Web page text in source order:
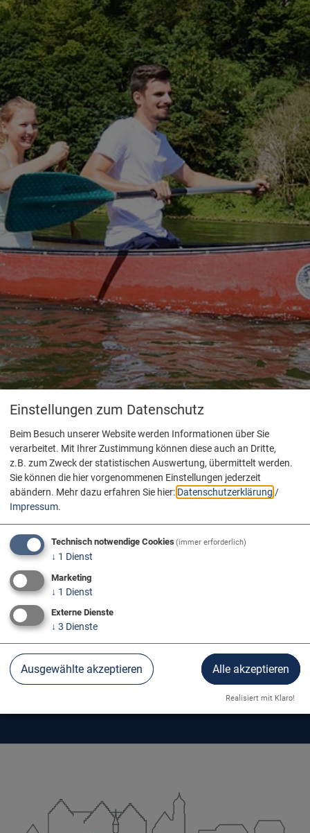
TOURIST-INFO SCHEER
Einstellungen zum Datenschutz
Beim Besuch unserer Website werden Informationen über Sie
verarbeitet. Mit Ihrer Zustimmung können diese auch an Dritte,
z.B. zum Zweck der statistischen Auswertung, übermittelt werden.
Sie können die hier vorgenommenen Einstellungen jederzeit
abändern. Mehr dazu erfahren Sie hier: Datenschutzerklärung /
Impressum.
Technisch notwendige Cookies(immer erforderlich)
↓ 1 Dienst
Marketing
↓ 1 Dienst
Externe Dienste
↓ 3 Dienste
Ausgewählte akzeptieren Alle akzeptieren
Realisiert mit Klaro!